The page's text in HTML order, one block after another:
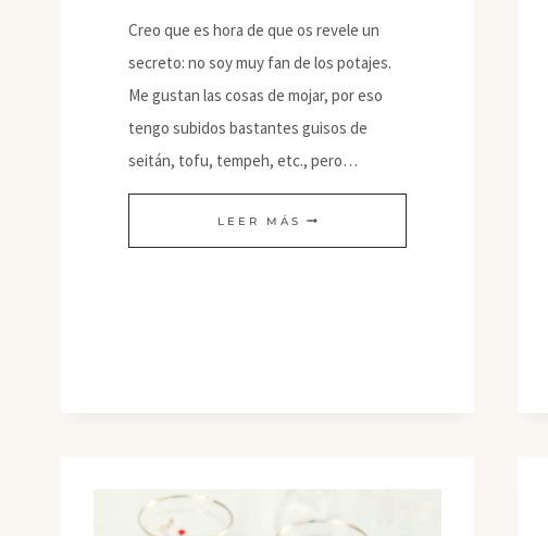
Creo que es hora de que os revele un
secreto: no soy muy fan de los potajes.
Me gustan las cosas de mojar, por eso
tengo subidos bastantes guisos de
seitán, tofu, tempeh, etc., pero…
LEER MÁS ENSALADILLA
CON